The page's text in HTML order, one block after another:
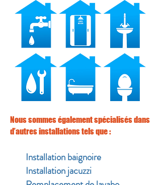
Nous sommes également spécialisés dans
d’autres installations tels que :
Installation baignoire
Installation jacuzzi